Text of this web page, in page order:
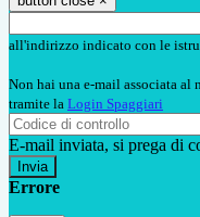
all'indirizzo indicato con le
Non hai una e-mail associata al
tramite la Login Spaggiari
E-mail inviata, si prega di
Errore